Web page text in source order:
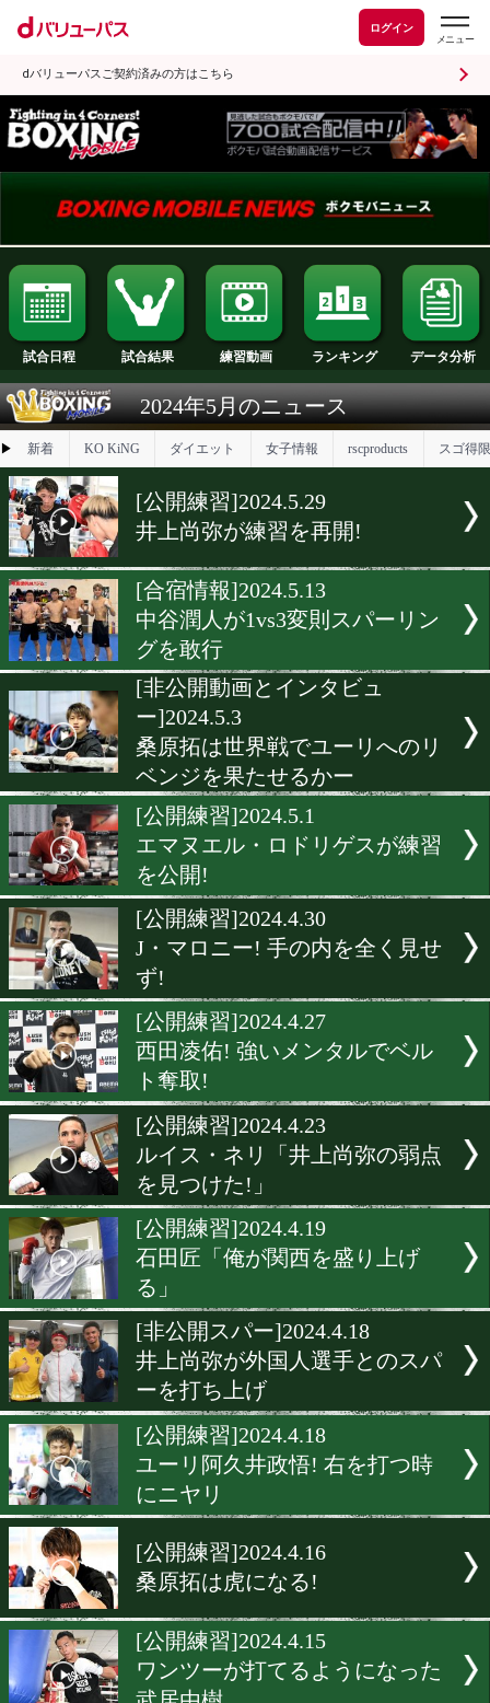
ログイン
dバリューパスご契約済みの方はこちら
試合日程 試合結果 練習動画 ランキング
2024年5月のニュース
▶ 新着 KO KiNG ダイエット 女子情報
[公開練習]2024.5.29
井上尚弥が練習を再開!
[合宿情報]2024.5.13
中谷潤人が1vs3変則スパー
グを敢行
[非公開動画とインタビュ
ー]2024.5.3
桑原拓は世界戦でユーリへ
ベンジを果たせるかー
エマヌエル・ロドリゲスが
を公開!
[公開練習]2024.4.30
J・マロニー! 手の内を全く
ず!
[公開練習]2024.4.27
西田凌佑! 強いメンタルで
ト奪取!
[公開練習]2024.4.23
ルイス・ネリ「井上尚弥の
を見つけた!」
[公開練習]2024.4.19
石田匠「俺が関西を盛り上
る」
井上尚弥が外国人選手との
ーを打ち上げ